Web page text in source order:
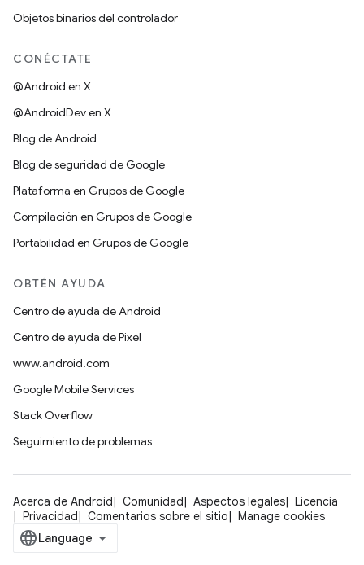
Objetos binarios del controlador
CONÉCTATE
@Android en X
@AndroidDev en X
Blog de Android
Blog de seguridad de Google
Plataforma en Grupos de Google
Compilación en Grupos de Google
Portabilidad en Grupos de Google
OBTÉN AYUDA
Centro de ayuda de Android
Centro de ayuda de Pixel
www.android.com
Google Mobile Services
Stack Overflow
Seguimiento de problemas
Acerca de Android Comunidad Aspectos legales
Licencia
Privacidad
Comentarios sobre el sitio Manage cookies